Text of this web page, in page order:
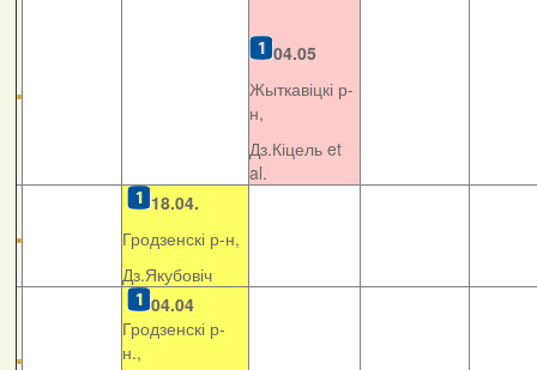
04.05
Жыткавіцкі р-
н,
Дз.Кіцель et
al.
18.04.
Гродзенскі р-н,
Дз.Якубовіч
04.04
Гродзенскі р-
н.,